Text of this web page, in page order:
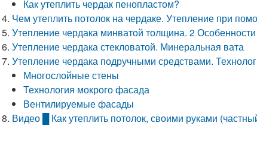
Как утеплить чердак пенопластом?
Чем утеплить потолок на чердаке. Утепление при
Утепление чердака минватой толщина. 2
Утепление чердака стекловатой. Минеральная вата
Утепление чердака подручными средствами.
Многослойные стены
Технология мокрого фасада
Вентилируемые фасады
Видео █ Как утеплить потолок, своими руками